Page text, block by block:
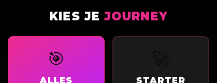
KIES JEJOURNEY
🎯
ALLES STARTER